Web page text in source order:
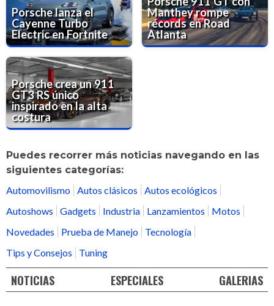
Porsche lanza el
Cayenne Turbo
Electric en Fortnite
Manthey rompe
récords en Road
Atlanta
Porsche crea un 911
GT3 RS único
inspirado en la alta
costura
Puedes recorrer más noticias navegando en las
siguientes categorías:
Automovilismo Autos clásicos
Autos ecológicos
Autoshows
Gadgets Industria Lanzamientos
Motos
Novedades
Prueba de Manejo
Tecnología
Tips y Consejos
Tuning
NOTICIAS ESPECIALES GALERIAS